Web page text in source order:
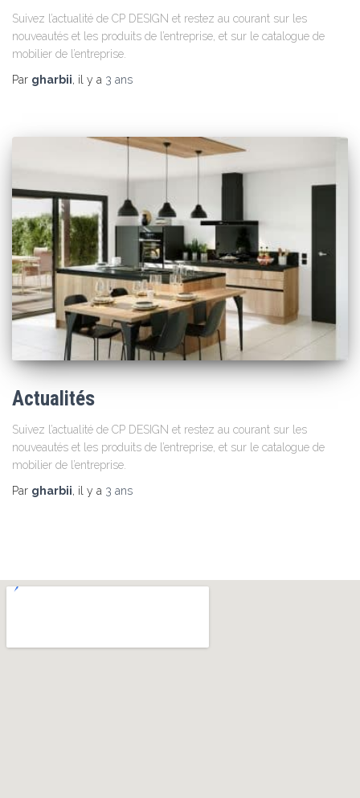
Suivez l’actualité de CP DESIGN et restez au courant sur les
nouveautés et les produits de l’entreprise, et sur le catalogue de
mobilier de l’entreprise.
Par gharbii, il y a 3 ans
Actualités
Suivez l’actualité de CP DESIGN et restez au courant sur les
nouveautés et les produits de l’entreprise, et sur le catalogue de
mobilier de l’entreprise.
Par gharbii, il y a 3 ans